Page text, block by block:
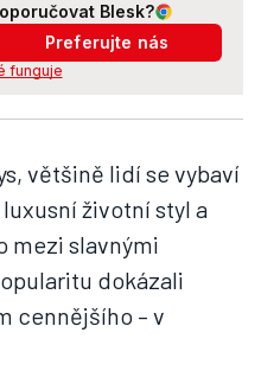
Blesk?
Preferujte nás
funguje
většině lidí se vybaví
životní styl a
mezi slavnými
dokázali
cennějšího – v